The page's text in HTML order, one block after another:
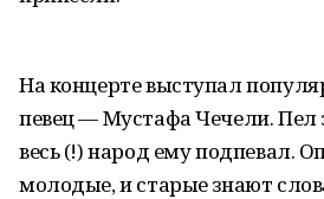
На концерте выступал
певец — Мустафа Чечели. Пел
весь (!) народ ему подпевал.
молодые, и старые знают